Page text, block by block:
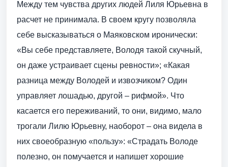
Между тем чувства других людей Лиля Юрьевна в
расчет не принимала. В своем кругу позволяла
себе высказываться о Маяковском иронически:
«Вы себе представляете, Володя такой скучный,
он даже устраивает сцены ревности»; «Какая
разница между Володей и извозчиком? Один
управляет лошадью, другой – рифмой». Что
касается его переживаний, то они, видимо, мало
трогали Лилю Юрьевну, наоборот – она видела в
них своеобразную «пользу»: «Страдать Володе
полезно, он помучается и напишет хорошие